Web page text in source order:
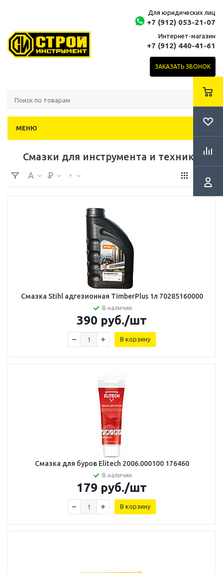
Для юридических лиц
+7 (912) 053-21-07
Интернет-магазин
+7 (912) 440-41-61
ЗАКАЗАТЬ ЗВОНОК
МЕНЮ
Смазки для инструмента и техники
Смазка Stihl адгезионная TimberPlus 1л 70285160000
В наличии
390 руб./шт
В корзину
Смазка для буров Elitech 2006.000100 176460
В наличии
179 руб./шт
В корзину